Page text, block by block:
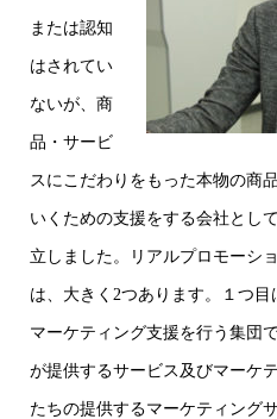
または認知
はされてい
ないが、商
品・サービ
スにこだわりをもった本物の商
いくための支援をする会社とし
立しました。リアルプロモーシ
は、大きく2つあります。１つ
マーケティング支援を行う集団
が提供するサービス及びマーケ
たちの提供するマーケティング